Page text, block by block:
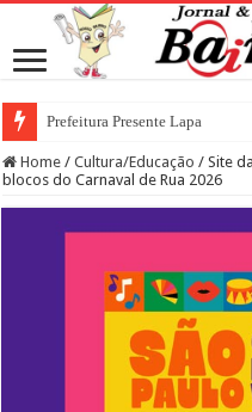
Prefeitura Presente Lapa
Home / Cultura/Educação / Site
blocos do Carnaval de Rua 2026